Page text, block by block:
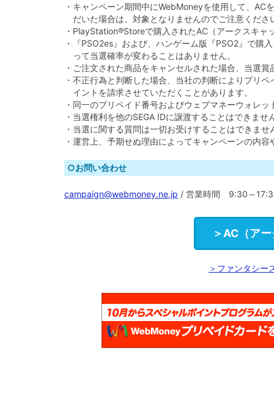
・キャンペーン期間中にWebMoneyを使用して、
だいた場合は、対象となりませんのでご注意くださ
・PlayStation®Storeで購入されたAC（アークスキ
・『PSO2es』および、ハンゲーム版『PSO2』で購
って当選確率が変わることはありません。
・ご注文された商品をキャンセルされた場合、当選
・不正行為と判断した場合、当社の判断によりプリ
イントを請求させていただくことがあります。
・同一のプリペイド番号およびウェブマネーウォレ
・当選権利を他のSEGA IDに譲渡することはできませ
・当選に関する質問は一切お受けすることはできま
・運営上、予期せぬ理由によってキャンペーンの内
○お問い合わせ
campaign@webmoney.ne.jp / 営業時間 9:30～
＞AC（ア
＞ファンタシ